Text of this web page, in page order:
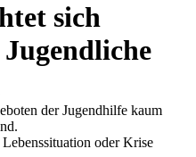
sich
der Jugendhilfe kaum
oder Krise